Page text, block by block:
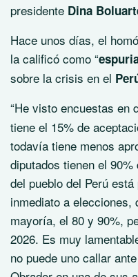
presidente Dina
Hace unos días, el
la calificó como “
sobre la crisis en el
“He visto encuestas en
tiene el 15% de
todavía tiene menos
diputados tienen el
del pueblo del Perú
inmediato a elecciones,
mayoría, el 80 y 90%,
2026. Es muy
no puede uno callar